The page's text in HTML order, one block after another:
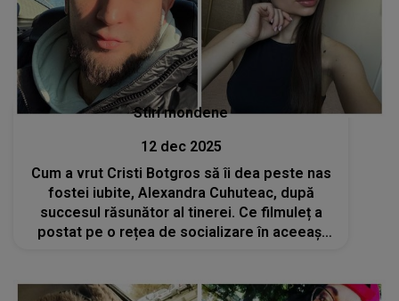
Stiri mondene
12 dec 2025
Cum a vrut Cristi Botgros să îi dea peste nas
fostei iubite, Alexandra Cuhuteac, după
succesul răsunător al tinerei. Ce filmuleț a
postat pe o rețea de socializare în aceeași